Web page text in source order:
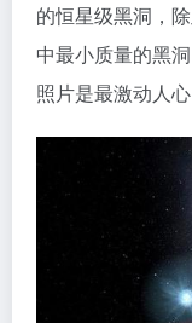
的恒星级黑洞，
中最小质量的黑
照片是最激动人心